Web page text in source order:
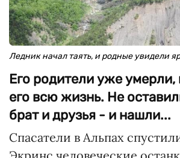
Ледник начал таять, и родные увидели
Его родители уже умерли,
его всю жизнь. Не
брат и друзья - и нашли...
Спасатели в Альпах